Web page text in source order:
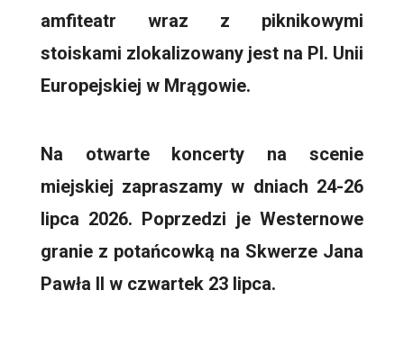
amfiteatr wraz z piknikowymi
stoiskami zlokalizowany jest na Pl. Unii
Europejskiej w Mrągowie.
Na otwarte koncerty na scenie
miejskiej zapraszamy w dniach 24-26
lipca 2026. Poprzedzi je Westernowe
granie z potańcowką na Skwerze Jana
Pawła II w czwartek 23 lipca.